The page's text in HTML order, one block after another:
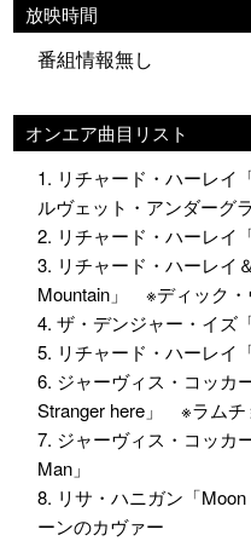
放映時間
番組情報無し
オンエア曲目リスト
1. リチャード・ハーレイ
ルヴェット・アンダーグ
2. リチャード・ハーレイ
3. リチャード・ハーレイ
Mountain」 ※ディック・
4. ザ・デンジャー・イズ
5. リチャード・ハーレイ
6. ジャーヴィス・コッカ
Stranger here」 ※ラムチ
7. ジャーヴィス・コッカ
Man」
8. リサ・ハニガン「
ーンのカヴァー